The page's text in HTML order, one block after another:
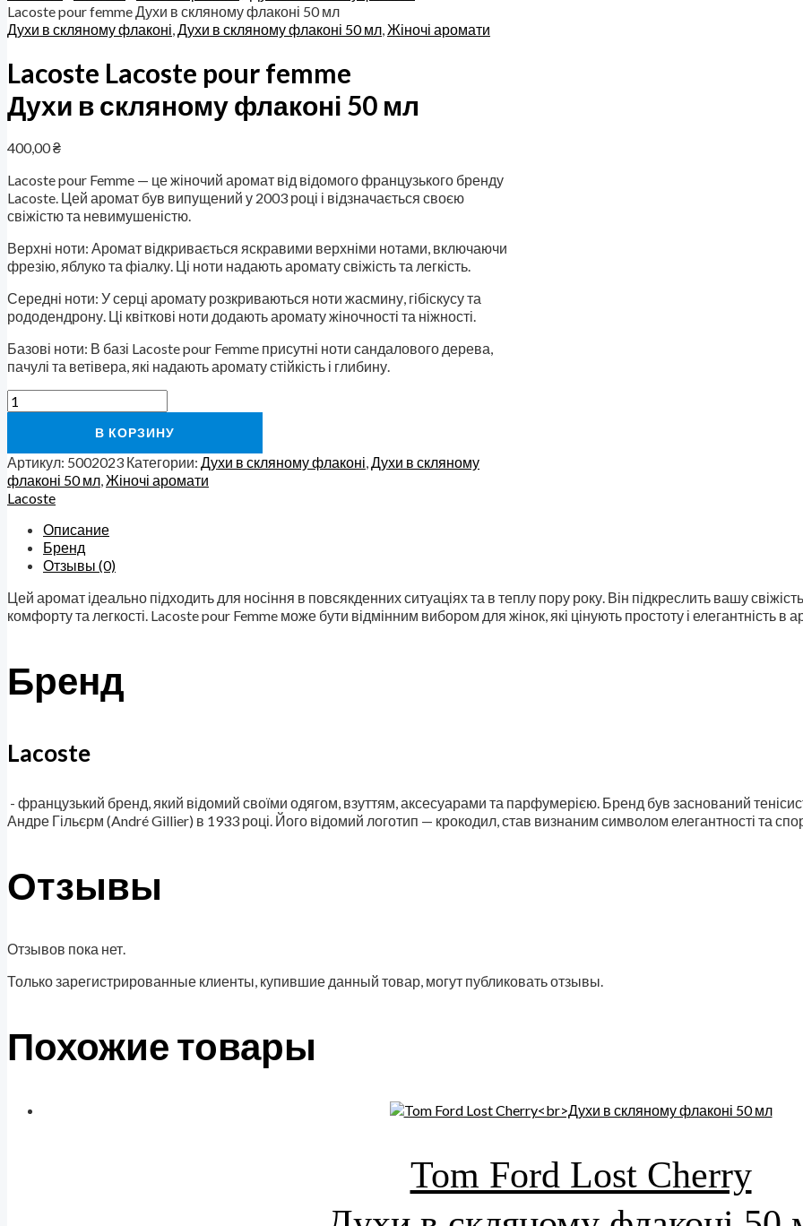
Lacoste pour femme Духи в скляному флаконі 50 мл
Духи в скляному флаконі,Духи в скляному флаконі 50 мл,Жіночі аромати
Lacoste Lacoste pour femme
Духи в скляному флаконі 50 мл
400,00₴
Lacoste pour Femme — це жіночий аромат від відомого французького бренду
Lacoste. Цей аромат був випущений у 2003 році і відзначається своєю
свіжістю та невимушеністю.
Верхні ноти: Аромат відкривається яскравими верхніми нотами, включаючи
фрезію, яблуко та фіалку. Ці ноти надають аромату свіжість та легкість.
Середні ноти: У серці аромату розкриваються ноти жасмину, гібіскусу та
рододендрону. Ці квіткові ноти додають аромату жіночності та ніжності.
Базові ноти: В базі Lacoste pour Femme присутні ноти сандалового дерева,
пачулі та ветівера, які надають аромату стійкість і глибину.
В КОРЗИНУ
Артикул: 5002023 Категории: Духи в скляному флаконі,Духи в скляному
флаконі 50 мл,Жіночі аромати
Lacoste
Описание
Бренд
Отзывы (0)
Цей аромат ідеально підходить для носіння в повсякденних ситуаціях та в теплу пору року. Він підкреслить вашу
комфорту та легкості. Lacoste pour Femme може бути відмінним вибором для жінок, які цінують простоту і елегантність в
Бренд
Lacoste
- французький бренд, який відомий своїми одягом, взуттям, аксесуарами та парфумерією. Бренд був заснований
Андре Гільєрм (André Gillier) в 1933 році. Його відомий логотип — крокодил, став визнаним символом елегантності та
Отзывы
Отзывов пока нет.
Только зарегистрированные клиенты, купившие данный товар, могут публиковать отзывы.
Похожие товары
Tom Ford Lost Cherry